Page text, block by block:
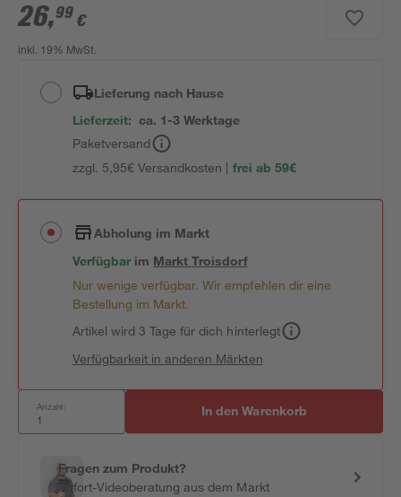
26,99 €
inkl. 19% MwSt.
Lieferung nach Hause
Lieferzeit: ca. 1-3 Werktage
Paketversand
zzgl. 5,95€ Versandkosten | frei ab 59€
Abholung im Markt
Verfügbar im MarktTroisdorf
Nur wenige verfügbar. Wir empfehlen dir eine
Bestellung im Markt.
Artikel wird 3 Tage für dich hinterlegt
Verfügbarkeit in anderen Märkten
Anzahl: In den Warenkorb
Fragen zum Produkt?
Sofort-Videoberatung aus dem Markt